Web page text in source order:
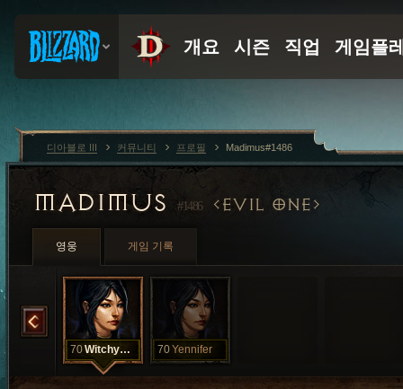
MADIMUS #1486 EVIL ONE
영웅 게임 기록
70 WitchyWoman 70Yennifer
디아블로 III 커뮤니티 프로필 Madimus#1486